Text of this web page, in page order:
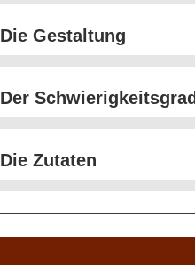
Die Gestaltung
Der Schwierigkeitsgrad
Die Zutaten